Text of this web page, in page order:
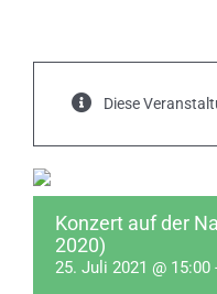
Diese
Konzert auf der
2020)
25. Juli 2021 @ 15:00